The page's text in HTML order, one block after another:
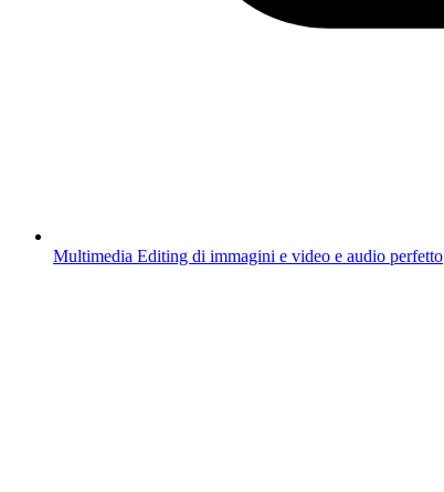
Multimedia Editing di immagini e video e audio perfetto